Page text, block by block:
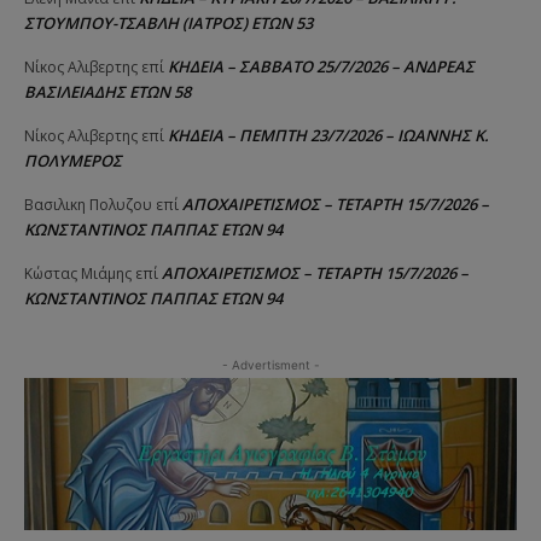
ΣΤΟΥΜΠΟΥ-ΤΣΑΒΛΗ (ΙΑΤΡΟΣ) ΕΤΩΝ 53
Νίκος Αλιβερτης επί ΚΗΔΕΙΑ – ΣΑΒΒΑΤΟ 25/7/2026 – ΑΝΔΡΕΑΣ
ΒΑΣΙΛΕΙΑΔΗΣ ΕΤΩΝ 58
Νίκος Αλιβερτης επί ΚΗΔΕΙΑ – ΠΕΜΠΤΗ 23/7/2026 – ΙΩΑΝΝΗΣ Κ.
ΠΟΛΥΜΕΡΟΣ
Βασιλικη Πολυζου επίΑΠΟΧΑΙΡΕΤΙΣΜΟΣ – ΤΕΤΑΡΤΗ 15/7/2026 –
ΚΩΝΣΤΑΝΤΙΝΟΣ ΠΑΠΠΑΣ ΕΤΩΝ 94
Κώστας Μιάμης επίΑΠΟΧΑΙΡΕΤΙΣΜΟΣ – ΤΕΤΑΡΤΗ 15/7/2026 –
ΚΩΝΣΤΑΝΤΙΝΟΣ ΠΑΠΠΑΣ ΕΤΩΝ 94
- Advertisment -